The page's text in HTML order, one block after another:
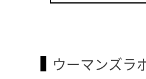
ウーマンズラ